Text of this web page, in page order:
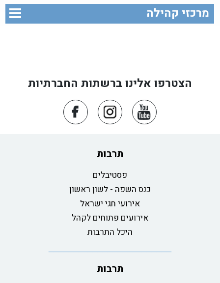
מרכזי קהילה
הצטרפו אלינו ברשתות החברתיות
תרבות
פסטיבלים
כנס השפה - לשון ראשון
אירועי חגי ישראל
אירועים פתוחים לקהל
היכל התרבות
תרבות